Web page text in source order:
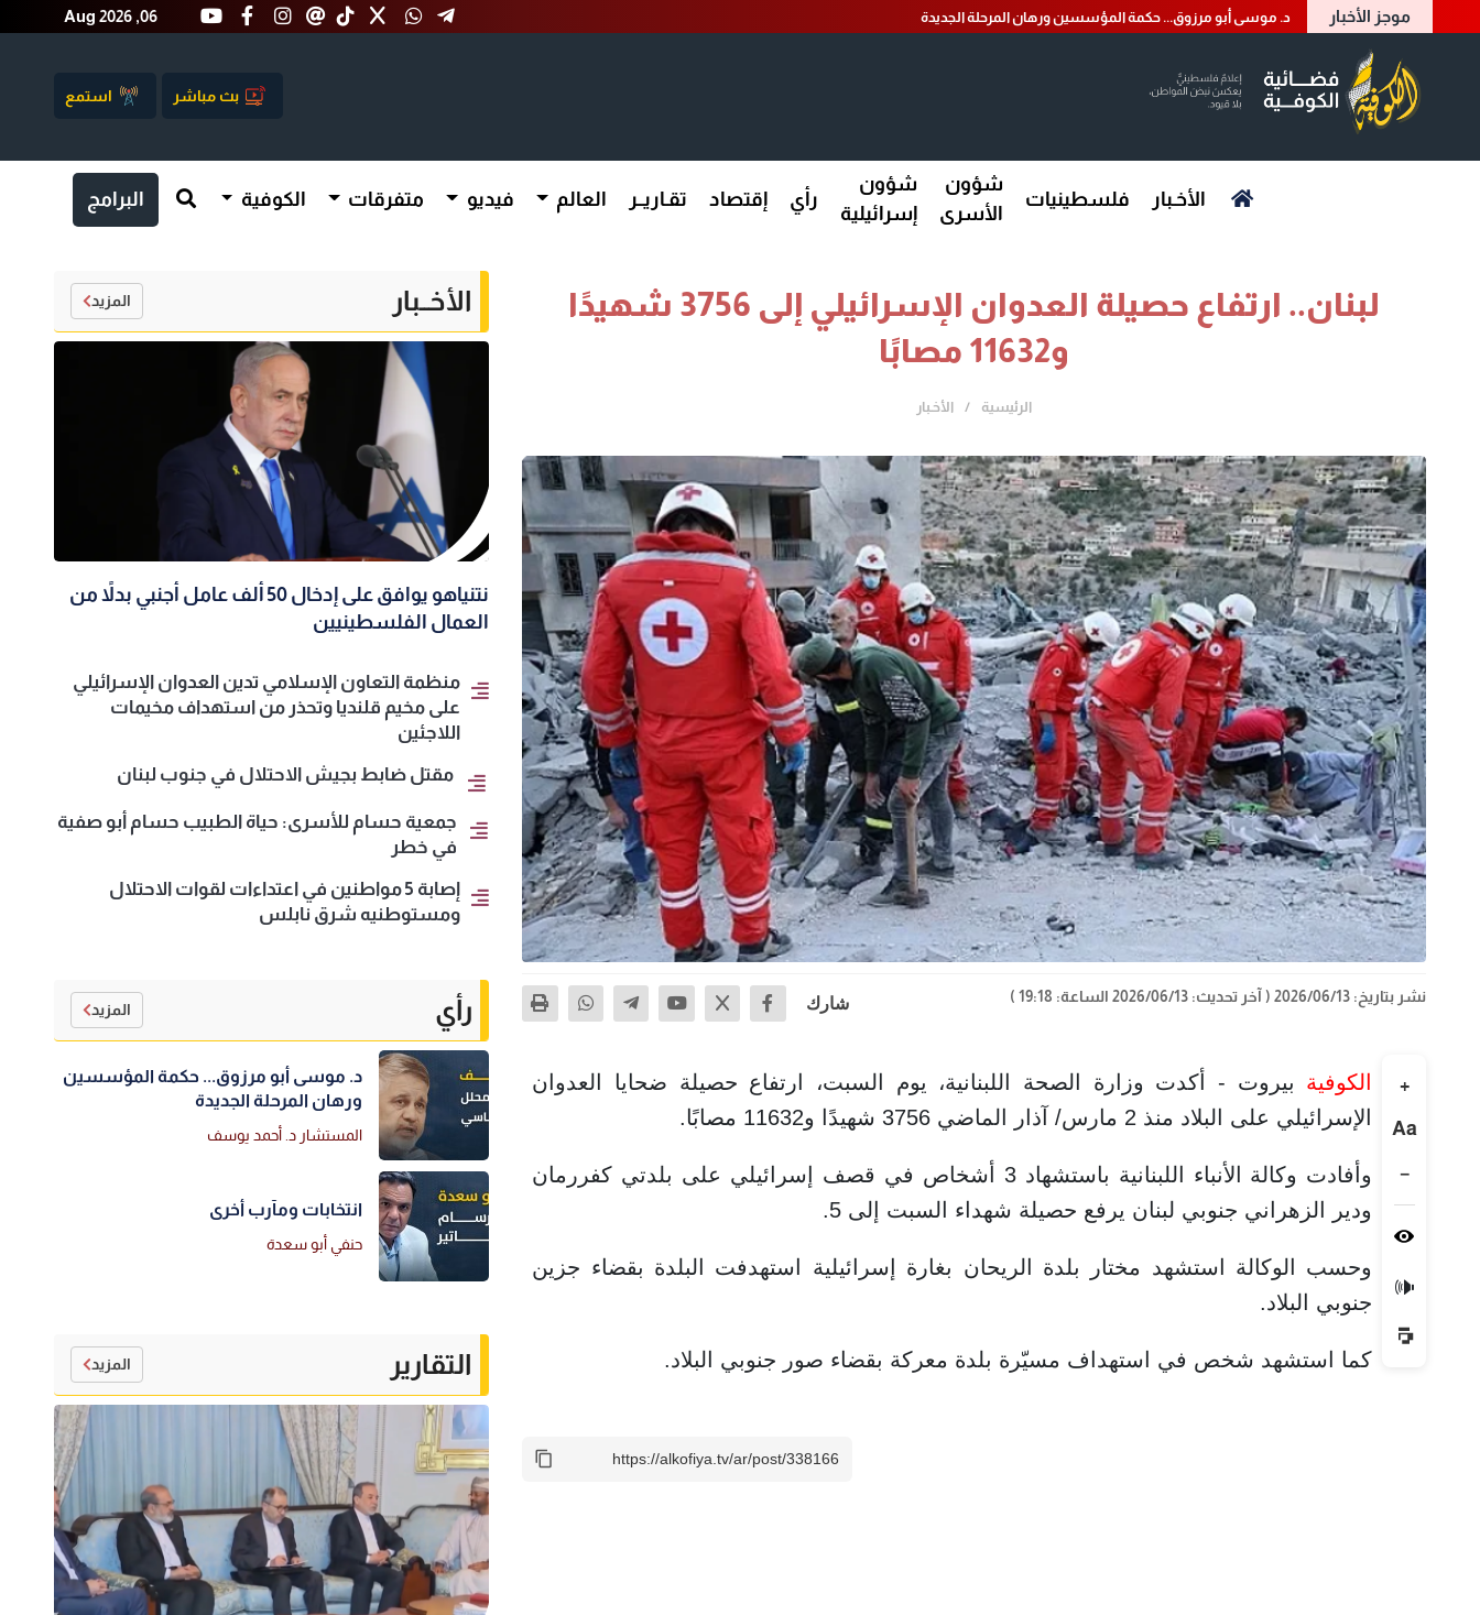
موجز الأخبار د. موسى أبو مرزوق... حكمة المؤسسين ورهان المرحلة الجديدة Aug 2026 ,06
بث مباشر استمع
الأخـبار فلسطينيات
شؤون
الأسرى
شؤون
إسرائيلية
رأي إقتصاد تقـاريــر العالم فيديو متفرقات الكوفية البرامج
لبنان.. ارتفاع حصيلة العدوان الإسرائيلي إلى 3756 شهيدًا
و11632 مصابًا
الرئيسية الأخـبار
نشر بتاريخ: 2026/06/13 ( آخر تحديث: 2026/06/13 الساعة: 19:18 ) شارك
+
Aa
−
🔊
الكوفية بيروت - أكدت وزارة الصحة اللبنانية، يوم السبت، ارتفاع حصيلة ضحايا العدوان
الإسرائيلي على البلاد منذ 2 مارس/ آذار الماضي 3756 شهيدًا و11632 مصابًا.
وأفادت وكالة الأنباء اللبنانية باستشهاد 3 أشخاص في قصف إسرائيلي على بلدتي كفررمان
ودير الزهراني جنوبي لبنان يرفع حصيلة شهداء السبت إلى 5.
وحسب الوكالة استشهد مختار بلدة الريحان بغارة إسرائيلية استهدفت البلدة بقضاء جزين
جنوبي البلاد.
كما استشهد شخص في استهداف مسيّرة بلدة معركة بقضاء صور جنوبي البلاد.
الأخــبار المزيد
نتنياهو يوافق على إدخال 50 ألف عامل أجنبي بدلاً من
العمال الفلسطينيين
منظمة التعاون الإسلامي تدين العدوان الإسرائيلي
على مخيم قلنديا وتحذر من استهداف مخيمات
اللاجئين
مقتل ضابط بجيش الاحتلال في جنوب لبنان
جمعية حسام للأسرى: حياة الطبيب حسام أبو صفية
في خطر
إصابة 5 مواطنين في اعتداءات لقوات الاحتلال
ومستوطنيه شرق نابلس
رأي المزيد
د. موسى أبو مرزوق... حكمة المؤسسين
ورهان المرحلة الجديدة
المستشار د. أحمد يوسف
انتخابات ومآرب أخرى
حنفي أبو سعدة
التقارير المزيد